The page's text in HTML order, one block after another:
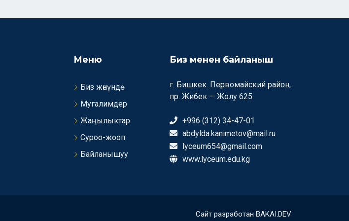
Меню
Биз жөнүндө
Мугалимдер
Жаңылыктар
Суроо-жооп
Байланышуу
Биз менен байланыш
г. Бишкек. Первомайский район,
пр. Жибек — Жолу 625
+996 (312) 34-47-01
abdylda.kanimetov@mail.ru
lyceum654@gmail.com
www.lyceum.edu.kg
Сайт разработан BAKAI.DEV